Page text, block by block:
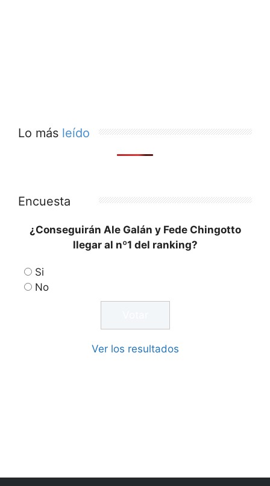
Lo más leído
Encuesta
¿Conseguirán Ale Galán y Fede Chingotto
llegar al nº1 del ranking?
Si
No
Ver los resultados